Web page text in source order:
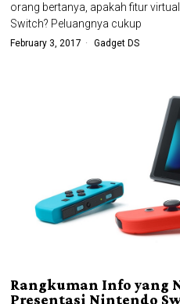
orang bertanya, apakah fitur
Switch? Peluangnya cukup
February 3, 2017 Gadget DS
Rangkuman Info yang
Presentasi Nintendo